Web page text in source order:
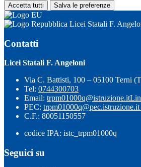
Accetta tutti Salva le preferenze
Licei Statali F.
Contatti
Licei Statali F. Angeloni
Via C. Battisti, 100 – 05100 Terni
Tel: 0744300703
Email: trpm01000q@istruzione.it
PEC: trpm01000q@pec.istruzione.it
C.F.: 80051150557
codice IPA: istc_trpm01000q
Seguici su